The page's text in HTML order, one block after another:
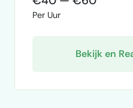
probeerde weg te
helaas lukte dat niet.
Per Uur
Bekijk en